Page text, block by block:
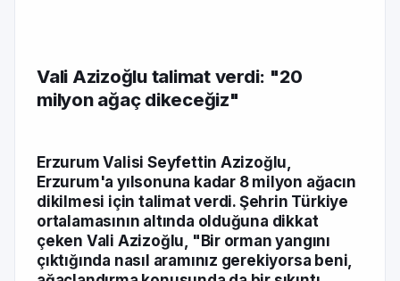
Vali Azizoğlu talimat verdi: "20
milyon ağaç dikeceğiz"
Erzurum Valisi Seyfettin Azizoğlu,
Erzurum'a yılsonuna kadar 8 milyon ağacın
dikilmesi için talimat verdi. Şehrin Türkiye
ortalamasının altında olduğuna dikkat
çeken Vali Azizoğlu, "Bir orman yangını
çıktığında nasıl aramınız gerekiyorsa beni,